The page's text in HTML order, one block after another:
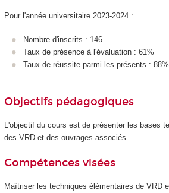
Pour l'année universitaire 2023-2024 :
Nombre d'inscrits : 146
Taux de présence à l'évaluation : 61%
Taux de réussite parmi les présents : 88%
Objectifs pédagogiques
L'objectif du cours est de présenter les bases
des VRD et des ouvrages associés.
Compétences visées
Maîtriser les techniques élémentaires de VRD